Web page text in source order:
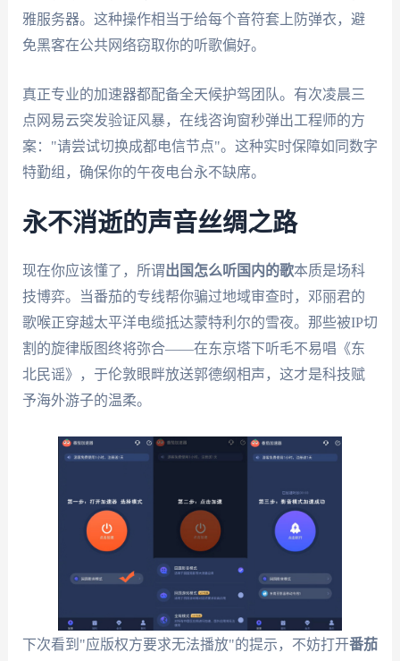
雅服务器。这种操作相当于给每个音符套上防弹衣，避
免黑客在公共网络窃取你的听歌偏好。
真正专业的加速器都配备全天候护驾团队。有次凌晨三
点网易云突发验证风暴，在线咨询窗秒弹出工程师的方
案："请尝试切换成都电信节点"。这种实时保障如同数字
特勤组，确保你的午夜电台永不缺席。
永不消逝的声音丝绸之路
现在你应该懂了，所谓出国怎么听国内的歌本质是场科
技博弈。当番茄的专线帮你骗过地域审查时，邓丽君的
歌喉正穿越太平洋电缆抵达蒙特利尔的雪夜。那些被IP切
割的旋律版图终将弥合——在东京塔下听毛不易唱《东
北民谣》，于伦敦眼畔放送郭德纲相声，这才是科技赋
予海外游子的温柔。
下次看到"应版权方要求无法播放"的提示，不妨打开番茄